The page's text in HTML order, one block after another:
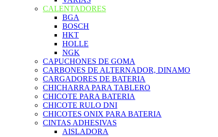
CALENTADORES
BGA
BOSCH
HKT
HOLLE
NGK
CAPUCHONES DE GOMA
CARBONES DE ALTERNADOR, DINAMO
CARGADORES DE BATERIA
CHICHARRA PARA TABLERO
CHICOTE PARA BATERIA
CHICOTE RULO DNI
CHICOTES ONIX PARA BATERIA
CINTAS ADHESIVAS
AISLADORA